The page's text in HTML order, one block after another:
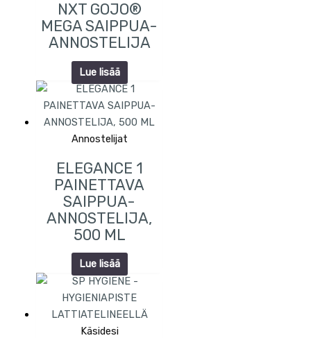
NXT GOJO®
MEGA SAIPPUA-
ANNOSTELIJA
Lue lisää
Annostelijat
ELEGANCE 1
PAINETTAVA
SAIPPUA-
ANNOSTELIJA,
500 ML
Lue lisää
Käsidesi